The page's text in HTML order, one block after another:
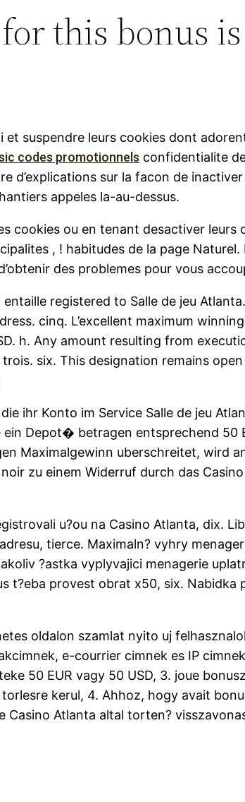
this bonus
suspendre leurs cookies dont
codes promotionnels confidentialite
d’explications sur la facon de
appeles la-au-dessus.
cookies ou en tenant desactiver
, ! habitudes de la page
des problemes pour vous
registered to Salle de jeu
cinq. L’excellent maximum
h. Any amount resulting from
six. This designation remains
ihr Konto im Service Salle de jeu
Depot� betragen entsprechend 50
Maximalgewinn uberschreitet, wird
zu einem Widerruf durch das
u?ou na Casino Atlanta, dix.
tierce. Maximaln? vyhry
?astka vyplyvajici menagerie
t?eba provest obrat x50, six.
oldalon szamlat nyito uj
e-courrier cimnek es IP
50 EUR vagy 50 USD, 3. joue
kerul, 4. Ahhoz, hogy avait
Atlanta altal torten?